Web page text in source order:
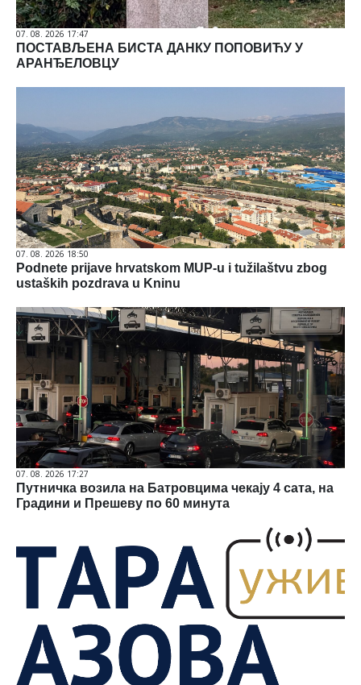
07. 08. 2026 17:47
ПОСТАВЉЕНА БИСТА ДАНКУ ПОПОВИЋУ У
АРАНЂЕЛОВЦУ
07. 08. 2026 18:50
Podnete prijave hrvatskom MUP-u i tužilaštvu zbog
ustaških pozdrava u Kninu
07. 08. 2026 17:27
Путничка возила на Батровцима чекају 4 сата, на
Градини и Прешеву по 60 минута